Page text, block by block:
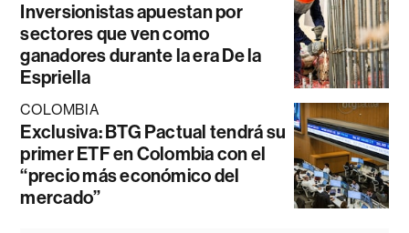
Inversionistas apuestan por
sectores que ven como
ganadores durante la era De la
Espriella
COLOMBIA
Exclusiva: BTG Pactual tendrá su
primer ETF en Colombia con el
“precio más económico del
mercado”